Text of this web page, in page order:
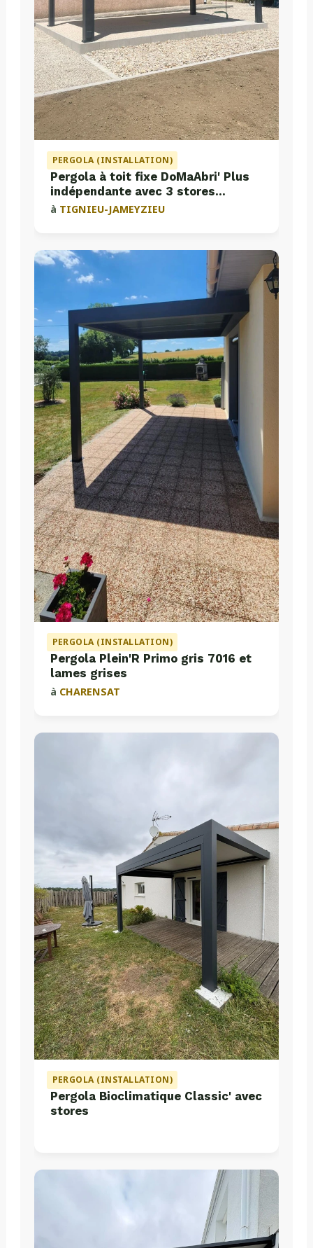
PERGOLA (INSTALLATION)
Pergola à toit fixe DoMaAbri' Plus
indépendante avec 3 stores
intégrés
à TIGNIEU-JAMEYZIEU
PERGOLA (INSTALLATION)
Pergola Plein'R Primo gris 7016 et
lames grises
à CHARENSAT
PERGOLA (INSTALLATION)
Pergola Bioclimatique Classic' avec
stores